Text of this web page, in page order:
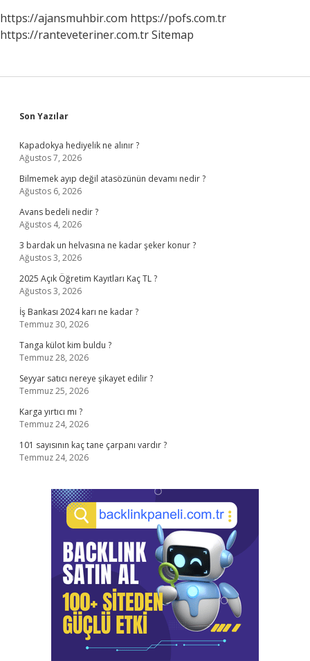
https://ajansmuhbir.com https://pofs.com.tr
https://ranteveteriner.com.trSitemap
Sidebar
Son Yazılar
Kapadokya hediyelik ne alınır ?
Ağustos 7, 2026
Bilmemek ayıp değil atasözünün devamı nedir ?
Ağustos 6, 2026
Avans bedeli nedir ?
Ağustos 4, 2026
3 bardak un helvasına ne kadar şeker konur ?
Ağustos 3, 2026
2025 Açık Öğretim Kayıtları Kaç TL ?
Ağustos 3, 2026
İş Bankası 2024 karı ne kadar ?
Temmuz 30, 2026
Tanga külot kim buldu ?
Temmuz 28, 2026
Seyyar satıcı nereye şikayet edilir ?
Temmuz 25, 2026
Karga yırtıcı mı ?
Temmuz 24, 2026
101 sayısının kaç tane çarpanı vardır ?
Temmuz 24, 2026